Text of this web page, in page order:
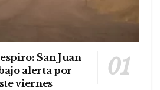
San Juan
alerta por
viernes